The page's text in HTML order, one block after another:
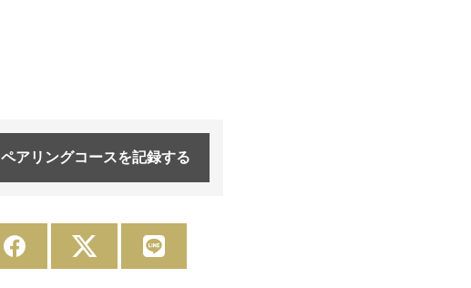
ペアリングコースを記録する